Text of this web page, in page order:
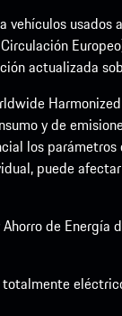
actualizada
y de
los
puede
de
totalmente